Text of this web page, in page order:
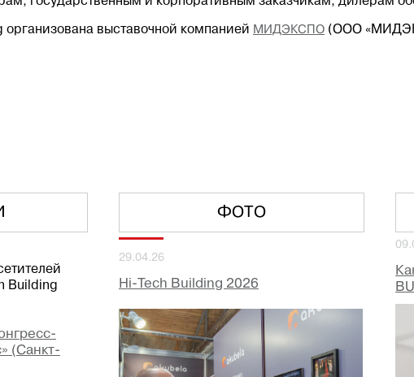
организована выставочной компанией МИДЭКСПО (ООО
Building
(Санкт-
ФОТО
29.04.26
Hi-Tech Building 2026